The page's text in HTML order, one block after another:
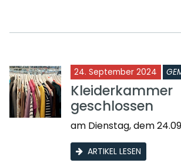
24. September 2024
Kleiderkammer
geschlossen
am Dienstag, dem
ARTIKEL LESEN